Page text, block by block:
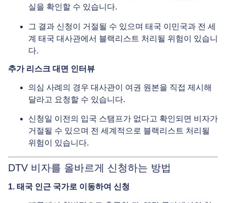
실을 확인할 수 있습니다.
그 결과 신청이 거절될 수 있으며 태국 이민국과 전 세
계 태국 대사관에서 블랙리스트 처리될 위험이 있습니
다.
추가 리스크 대면 인터뷰
의심 사례의 경우 대사관이 여권 원본을 직접 제시해
달라고 요청할 수 있습니다.
신청일 이전의 입국 스탬프가 없다고 확인되면 비자가
거절될 수 있으며 전 세계적으로 블랙리스트 처리될
위험이 있습니다.
DTV 비자를 올바르게 신청하는 방법
1. 태국 인근 국가로 이동하여 신청